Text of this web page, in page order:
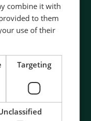
options
standards
support
combine it with
to them
use of their
Targeting